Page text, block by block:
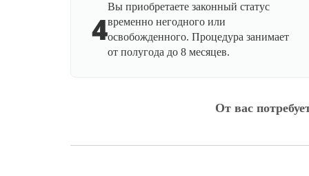
4
Вы приобретаете законный статус
временно негодного или
освобожденного. Процедура занимает
от полугода до 8 месяцев.
От вас